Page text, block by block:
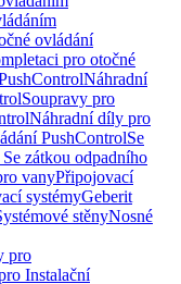
ovládání
pro otočné
Náhradní
Soupravy pro
Náhradní díly pro
PushControlSe
zátkou odpadního
vanyPřipojovací
systémyGeberit
stěnyNosné
pro
Instalační